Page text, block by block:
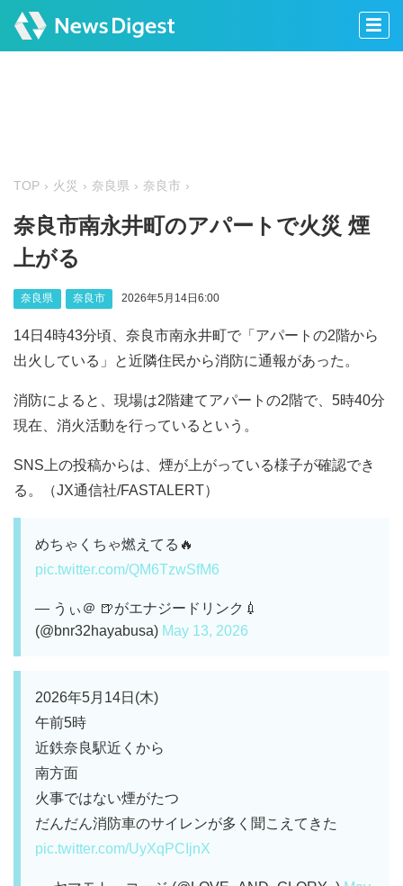
TOP 火災 奈良県 奈良市
奈良市南永井町のアパートで火災 煙
上がる
奈良県 奈良市 2026年5月14日6:00
14日4時43分頃、奈良市南永井町で「アパートの2階から
出火している」と近隣住民から消防に通報があった。
消防によると、現場は2階建てアパートの2階で、5時40分
現在、消火活動を行っているという。
SNS上の投稿からは、煙が上がっている様子が確認でき
る。（JX通信社/FASTALERT）
めちゃくちゃ燃えてる🔥
pic.twitter.com/QM6TzwSfM6
— うぃ＠ 🍺がエナジードリンク💉
(@bnr32hayabusa) May 13, 2026
2026年5月14日(木)
午前5時
近鉄奈良駅近くから
南方面
火事ではない煙がたつ
だんだん消防車のサイレンが多く聞こえてきた
pic.twitter.com/UyXqPCIjnX